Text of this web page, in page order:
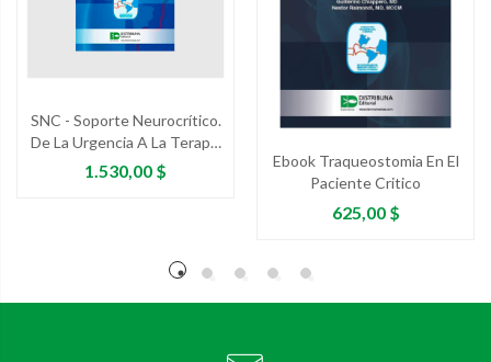
SNC - Soporte Neurocrítico.
De La Urgencia A La Terapia
Intensiva
Precio
1.530,00 $
Ebook Traqueostomia En El
Paciente Critico
Precio
625,00 $